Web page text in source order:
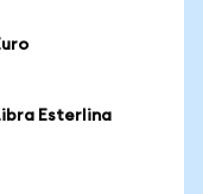
Esterlina